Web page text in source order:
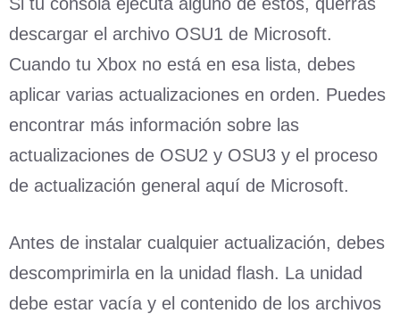
descargar el archivo OSU1 de Microsoft.
Cuando tu Xbox no está en esa lista, debes
aplicar varias actualizaciones en orden. Puedes
encontrar más información sobre las
actualizaciones de OSU2 y OSU3 y el proceso
de actualización general aquí de Microsoft.
Antes de instalar cualquier actualización, debes
descomprimirla en la unidad flash. La unidad
debe estar vacía y el contenido de los archivos